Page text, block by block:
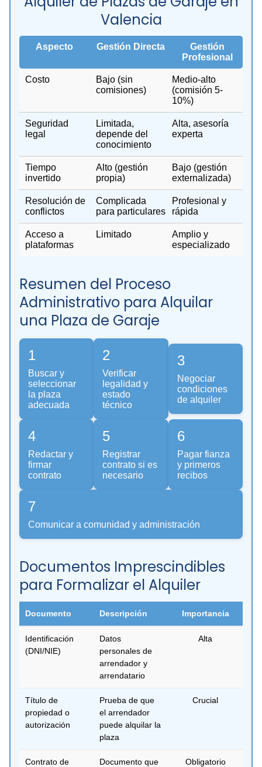
Valencia
Aspecto Gestión Directa
Gestión
Profesional
Costo
Bajo (sin
comisiones)
Medio-alto
(comisión 5-
10%)
Seguridad
legal
Limitada,
depende del
conocimiento
Alta, asesoría
experta
Tiempo
invertido
Alto (gestión
propia)
Bajo (gestión
externalizada)
Resolución de
conflictos
Complicada
para particulares
Profesional y
rápida
Acceso a
plataformas
Limitado
Amplio y
especializado
Resumen del Proceso
Administrativo para Alquilar
una Plaza de Garaje
1
Buscar y
seleccionar
la plaza
adecuada
2
Verificar
legalidad y
estado
técnico
3
Negociar
condiciones
de alquiler
4
Redactar y
firmar
contrato
5
Registrar
contrato si es
necesario
6
Pagar fianza
y primeros
recibos
7
Comunicar a comunidad y administración
Documentos Imprescindibles
para Formalizar el Alquiler
Documento Descripción Importancia
Identificación
(DNI/NIE)
Datos
personales de
arrendador y
arrendatario
Alta
Título de
propiedad o
autorización
Prueba de que
el arrendador
puede alquilar la
plaza
Crucial
Contrato de
Documento que
Obligatorio